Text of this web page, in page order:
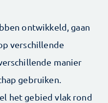
ontwikkeld, gaan
verschillende
manier
gebruiken.
het gebied vlak rond